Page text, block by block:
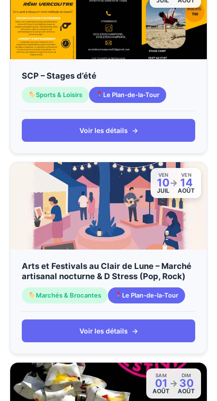
SCP – Stages d’été
Sports & Loisirs Le Plan-de-la-Tour
Voir les détails →
VEN
10
JUIL
→
VEN
14
AOÛT
Arts et Festivals au Clair de Lune – Marché
artisanal nocturne & D Stress (Pop, Rock)
Marchés & Brocantes Le Plan-de-la-Tour
Voir les détails →
SAM
01
AOÛT
→
DIM
30
AOÛT